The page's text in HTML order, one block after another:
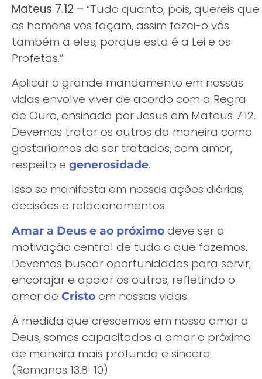
Mateus 7.12 – “Tudo quanto, pois, quereis que
os homens vos façam, assim fazei-o vós
também a eles; porque esta é a Lei e os
Profetas.”
Aplicar o grande mandamento em nossas
vidas envolve viver de acordo com a Regra
de Ouro, ensinada por Jesus em Mateus 7.12.
Devemos tratar os outros da maneira como
gostaríamos de ser tratados, com amor,
respeito e generosidade.
Isso se manifesta em nossas ações diárias,
decisões e relacionamentos.
Amar a Deus e ao próximo deve ser a
motivação central de tudo o que fazemos.
Devemos buscar oportunidades para servir,
encorajar e apoiar os outros, refletindo o
amor de Cristo em nossas vidas.
À medida que crescemos em nosso amor a
Deus, somos capacitados a amar o próximo
de maneira mais profunda e sincera
(Romanos 13.8-10).